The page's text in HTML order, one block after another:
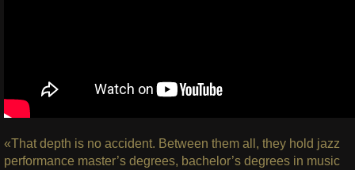
«That depth is no accident. Between them all, they hold jazz
performance master’s degrees, bachelor’s degrees in music